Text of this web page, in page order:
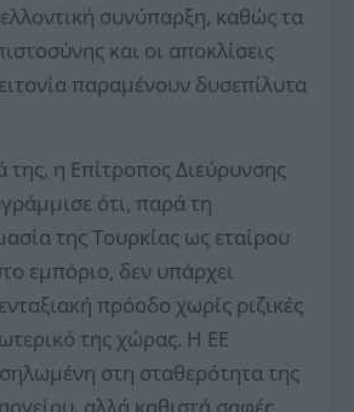
συνύπαρξη, καθώς τα
και οι αποκλίσεις
παραμένουν δυσεπίλυτα
η Επίτροπος Διεύρυνσης
ότι, παρά τη
της Τουρκίας ως εταίρου
εμπόριο, δεν υπάρχει
πρόοδο χωρίς ριζικές
της χώρας. Η ΕΕ
στη σταθερότητα της
αλλά καθιστά σαφές